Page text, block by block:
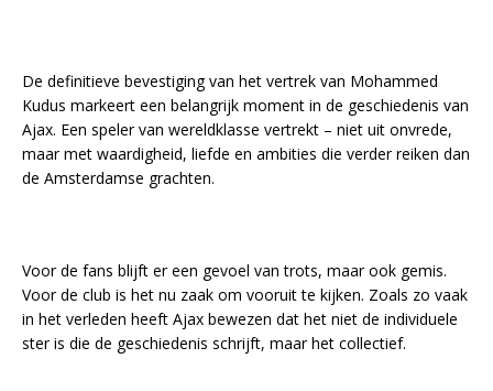
De definitieve bevestiging van het vertrek van Mohammed
Kudus markeert een belangrijk moment in de geschiedenis van
Ajax. Een speler van wereldklasse vertrekt – niet uit onvrede,
maar met waardigheid, liefde en ambities die verder reiken dan
de Amsterdamse grachten.
Voor de fans blijft er een gevoel van trots, maar ook gemis.
Voor de club is het nu zaak om vooruit te kijken. Zoals zo vaak
in het verleden heeft Ajax bewezen dat het niet de individuele
ster is die de geschiedenis schrijft, maar het collectief.